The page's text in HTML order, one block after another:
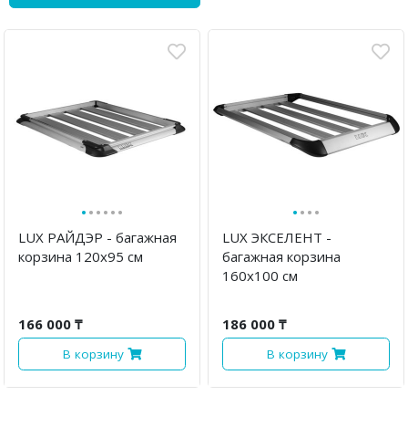
······
LUX РАЙДЭР - багажная
корзина 120х95 см
166 000 ₸
В корзину
····
LUX ЭКСЕЛЕНТ -
багажная корзина
160х100 см
186 000 ₸
В корзину